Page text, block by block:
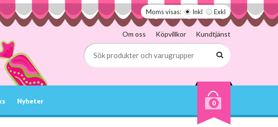
Moms visas: Inkl Exkl
Om oss Köpvillkor Kundtjänst
Nyheter 0